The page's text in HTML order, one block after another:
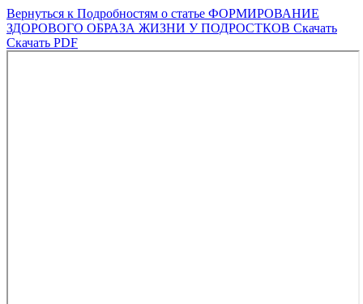
Вернуться к Подробностям о статье ФОРМИРОВАНИЕ
ЗДОРОВОГО ОБРАЗА ЖИЗНИ У ПОДРОСТКОВ Скачать
Скачать PDF